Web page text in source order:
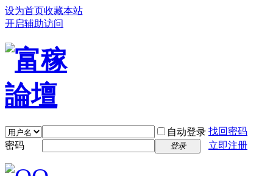
设为首页收藏本站
开启辅助访问
自动登录 找回密码
密码
登录 立即注册